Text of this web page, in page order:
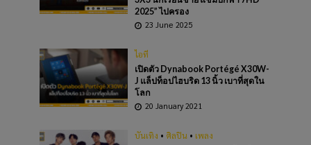
2025” ไปครอง
23 June 2025
ไอที
เปิดตัว Dynabook Portégé X30W-
J แล็ปท็อปไฮบริด 13 นิ้ว เบาที่สุดใน
โลก
20 January 2021
บันเทิง • ศิลปิน • เพลง